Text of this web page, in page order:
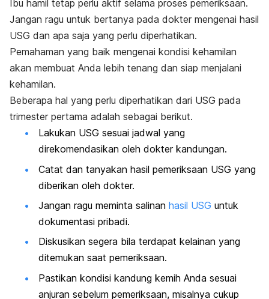
Ibu hamil tetap perlu aktif selama proses pemeriksaan.
Jangan ragu untuk bertanya pada dokter mengenai hasil
USG dan apa saja yang perlu diperhatikan.
Pemahaman yang baik mengenai kondisi kehamilan
akan membuat Anda lebih tenang dan siap menjalani
kehamilan.
Beberapa hal yang perlu diperhatikan dari USG pada
trimester pertama adalah sebagai berikut.
Lakukan USG sesuai jadwal yang
direkomendasikan oleh dokter kandungan.
Catat dan tanyakan hasil pemeriksaan USG yang
diberikan oleh dokter.
Jangan ragu meminta salinan hasil USG untuk
dokumentasi pribadi.
Diskusikan segera bila terdapat kelainan yang
ditemukan saat pemeriksaan.
Pastikan kondisi kandung kemih Anda sesuai
anjuran sebelum pemeriksaan, misalnya cukup